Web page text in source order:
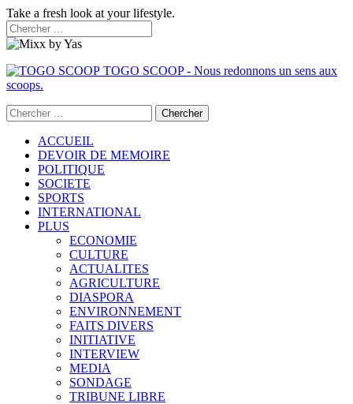
Take a fresh look at your lifestyle.
TOGO SCOOP - Nous redonnons un sens aux
scoops.
ACCUEIL
DEVOIR DE MEMOIRE
POLITIQUE
SOCIETE
SPORTS
INTERNATIONAL
PLUS
ECONOMIE
CULTURE
ACTUALITES
AGRICULTURE
DIASPORA
ENVIRONNEMENT
FAITS DIVERS
INITIATIVE
INTERVIEW
MEDIA
SONDAGE
TRIBUNE LIBRE